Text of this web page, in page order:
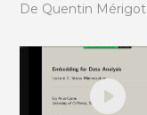
De Quentin Mérigot